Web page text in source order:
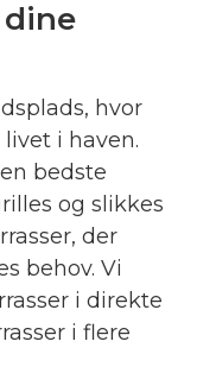
hvor
i haven.
bedste
og slikkes
der
behov. Vi
i direkte
i flere